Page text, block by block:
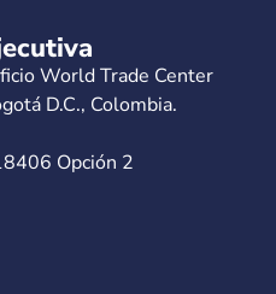
World Trade Center
D.C., Colombia.
Opción 2